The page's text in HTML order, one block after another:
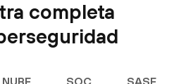
completa
NUBE SOC SASE